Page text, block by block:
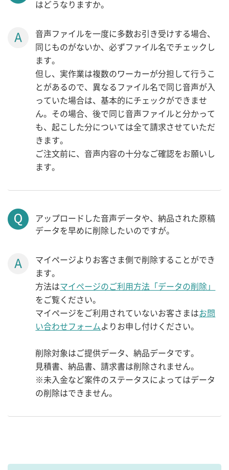
はどうなりますか。
音声ファイルを一度に多数お引き受けする場合、
同じものがないか、必ずファイル名でチェックし
ます。
但し、実作業は複数のワーカーが分担して行うこ
とがあるので、異なるファイル名で同じ音声が入
っていた場合は、基本的にチェックができませ
ん。その場合、後で同じ音声ファイルと分かって
も、起こした分については全て請求させていただ
きます。
ご注文前に、音声内容の十分なご確認をお願いし
ます。
アップロードした音声データや、納品された原稿
データを早めに削除したいのですが。
マイページよりお客さま側で削除することができ
ます。
方法はマイページのご利用方法「データの削除」
をご覧ください。
マイページをご利用されていないお客さまはお問
い合わせフォーム よりお申し付けください。
削除対象はご提供データ、納品データです。
見積書、納品書、請求書は削除されません。
※未入金など案件のステータスによってはデータ
の削除はできません。